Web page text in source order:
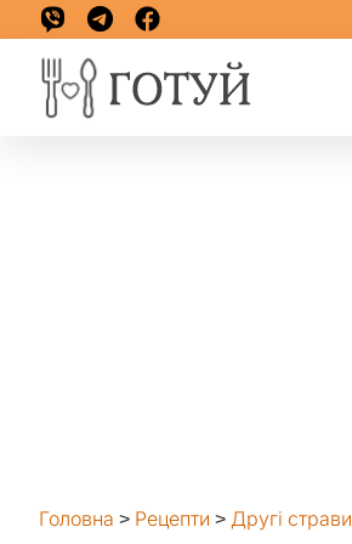
Головна > Рецепти > Другі страви